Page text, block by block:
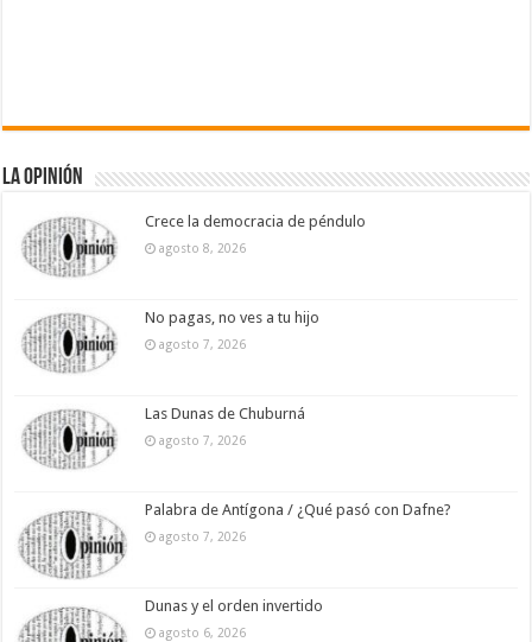
La Opinión
Crece la democracia de péndulo
agosto 8, 2026
No pagas, no ves a tu hijo
agosto 7, 2026
Las Dunas de Chuburná
agosto 7, 2026
Palabra de Antígona / ¿Qué pasó con Dafne?
agosto 7, 2026
Dunas y el orden invertido
agosto 6, 2026